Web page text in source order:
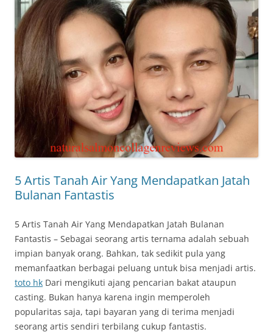
5 Artis Tanah Air Yang Mendapatkan Jatah
Bulanan Fantastis
5 Artis Tanah Air Yang Mendapatkan Jatah Bulanan
Fantastis – Sebagai seorang artis ternama adalah sebuah
impian banyak orang. Bahkan, tak sedikit pula yang
memanfaatkan berbagai peluang untuk bisa menjadi artis.
toto hk Dari mengikuti ajang pencarian bakat ataupun
casting. Bukan hanya karena ingin memperoleh
popularitas saja, tapi bayaran yang di terima menjadi
seorang artis sendiri terbilang cukup fantastis.